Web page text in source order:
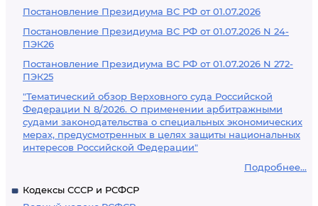
Постановление Президиума ВС РФ от 01.07.2026
Постановление Президиума ВС РФ от 01.07.2026 N 24-
ПЭК26
Постановление Президиума ВС РФ от 01.07.2026 N 272-
ПЭК25
"Тематический обзор Верховного суда Российской
Федерации N 8/2026. О применении арбитражными
судами законодательства о специальных экономических
мерах, предусмотренных в целях защиты национальных
интересов Российской Федерации"
Подробнее...
Кодексы СССР и РСФСР